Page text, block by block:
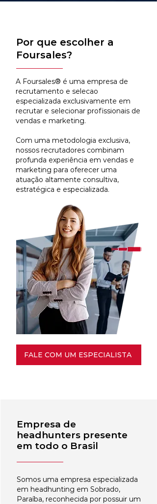
Por que escolher a
Foursales?
A Foursales® é uma empresa de
recrutamento e selecao
especializada exclusivamente em
recrutar e selecionar profissionais de
vendas e marketing.
Com uma metodologia exclusiva,
nossos recrutadores combinam
profunda experiência em vendas e
marketing para oferecer uma
atuação altamente consultiva,
estratégica e especializada.
FALE COM UM ESPECIALISTA
Empresa de
headhunters presente
em todo o Brasil
Somos uma empresa especializada
em headhunting em Sobrado,
Paraíba, reconhecida por possuir um